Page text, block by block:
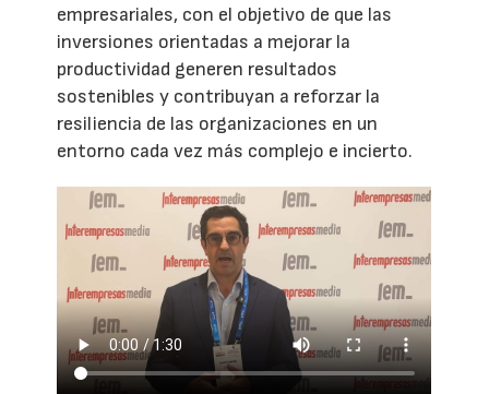
empresariales, con el objetivo de que las
inversiones orientadas a mejorar la
productividad generen resultados
sostenibles y contribuyan a reforzar la
resiliencia de las organizaciones en un
entorno cada vez más complejo e incierto.